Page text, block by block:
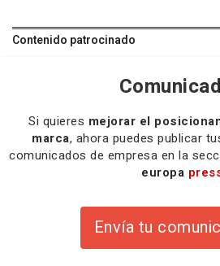
Contenido patrocinado
Si quieres mejorar el
marca, ahora puedes publicar
comunicados de empresa en la
europa
Envía tu